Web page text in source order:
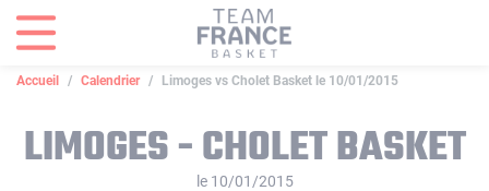
Accueil Calendrier Limoges vs Cholet Basket le 10/01/2015
LIMOGES - CHOLET BASKET
le 10/01/2015
Panneau de gestion des cookies